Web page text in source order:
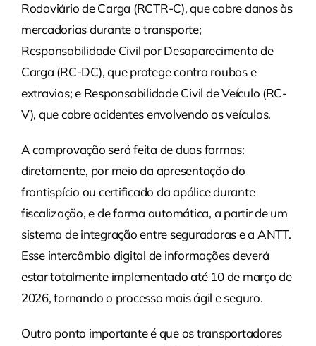
Rodoviário de Carga (RCTR-C), que cobre danos às
mercadorias durante o transporte;
Responsabilidade Civil por Desaparecimento de
Carga (RC-DC), que protege contra roubos e
extravios; e Responsabilidade Civil de Veículo (RC-
V), que cobre acidentes envolvendo os veículos.
A comprovação será feita de duas formas:
diretamente, por meio da apresentação do
frontispício ou certificado da apólice durante
fiscalização, e de forma automática, a partir de um
sistema de integração entre seguradoras e a ANTT.
Esse intercâmbio digital de informações deverá
estar totalmente implementado até 10 de março de
2026, tornando o processo mais ágil e seguro.
Outro ponto importante é que os transportadores